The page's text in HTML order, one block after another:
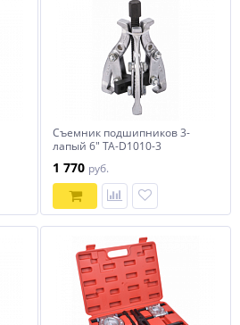
Съемник подшипников 3-
лапый 6" TA-D1010-3
1 770 руб.